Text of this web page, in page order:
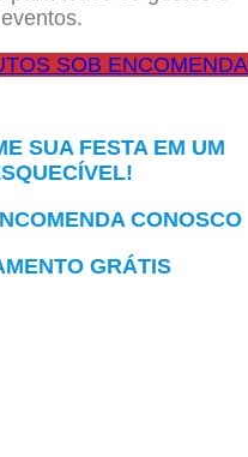
SOB
SUA FESTA EM UM
CONOSCO
GRÁTIS